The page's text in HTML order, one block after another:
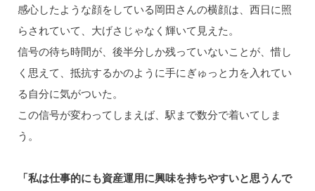
感心したような顔をしている岡田さんの横顔は、西日に照
らされていて、大げさじゃなく輝いて見えた。
信号の待ち時間が、後半分しか残っていないことが、惜し
く思えて、抵抗するかのように手にぎゅっと力を入れてい
る自分に気がついた。
この信号が変わってしまえば、駅まで数分で着いてしま
う。
「私は仕事的にも資産運用に興味を持ちやすいと思うんで